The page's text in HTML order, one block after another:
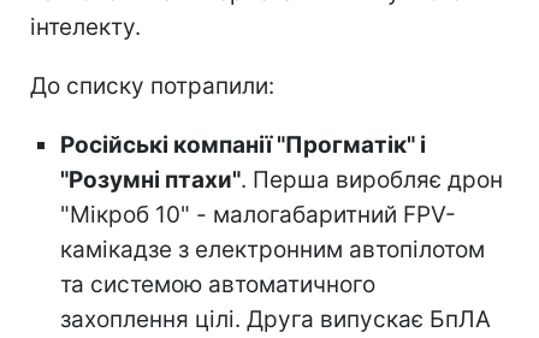
інтелекту.
До списку потрапили:
Російські компанії "Прогматік" і
"Розумні птахи". Перша виробляє дрон
"Мікроб 10" - малогабаритний FPV-
камікадзе з електронним автопілотом
та системою автоматичного
захоплення цілі. Друга випускає БпЛА